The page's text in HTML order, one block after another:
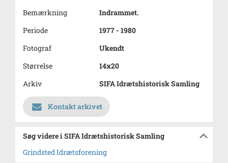
Bemærkning
Indrammet.
Periode
1977 - 1980
Fotograf
Ukendt
Størrelse
14x20
Arkiv
SIFA Idrætshistorisk Samling
Kontakt arkivet
Søg videre i SIFA Idrætshistorisk Samling
Grindsted Idrætsforening